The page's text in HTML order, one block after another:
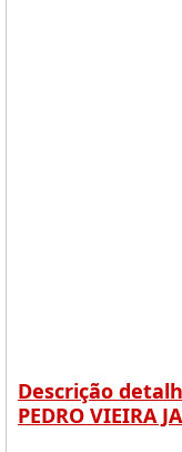
Descrição
PEDRO VIEIRA